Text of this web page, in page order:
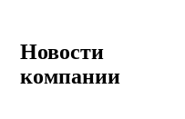
Новости
компании